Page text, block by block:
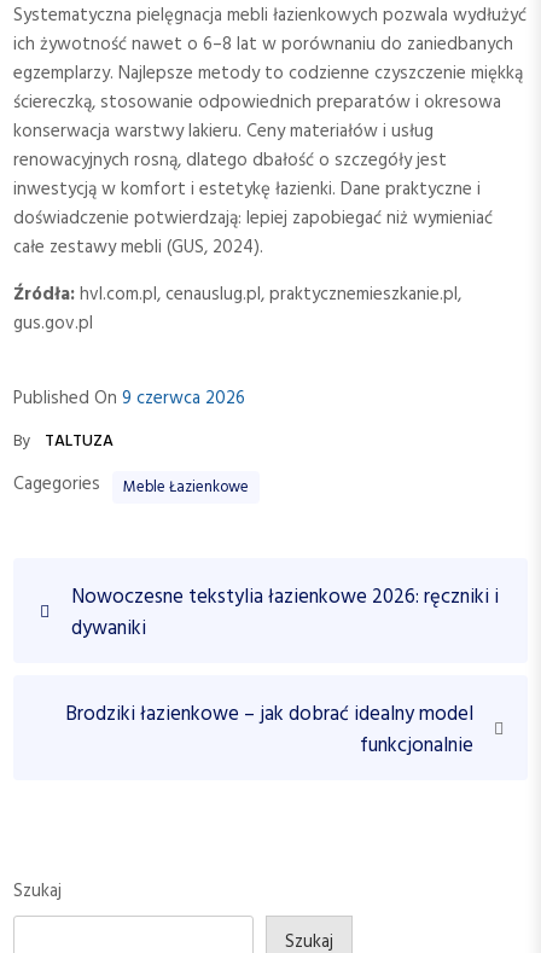
Systematyczna pielęgnacja mebli łazienkowych pozwala wydłużyć
ich żywotność nawet o 6–8 lat w porównaniu do zaniedbanych
egzemplarzy. Najlepsze metody to codzienne czyszczenie miękką
ściereczką, stosowanie odpowiednich preparatów i okresowa
konserwacja warstwy lakieru. Ceny materiałów i usług
renowacyjnych rosną, dlatego dbałość o szczegóły jest
inwestycją w komfort i estetykę łazienki. Dane praktyczne i
doświadczenie potwierdzają: lepiej zapobiegać niż wymieniać
całe zestawy mebli (GUS, 2024).
Źródła:hvl.com.pl, cenauslug.pl, praktycznemieszkanie.pl,
gus.gov.pl
Published On9 czerwca 2026
By TALTUZA
Cagegories Meble Łazienkowe
w
P
r
i
t
Nowoczesne tekstylia łazienkowe 2026: ręczniki i
dywaniki
s
t
Brodziki łazienkowe – jak dobrać idealny model
funkcjonalnie
Szukaj
Szukaj